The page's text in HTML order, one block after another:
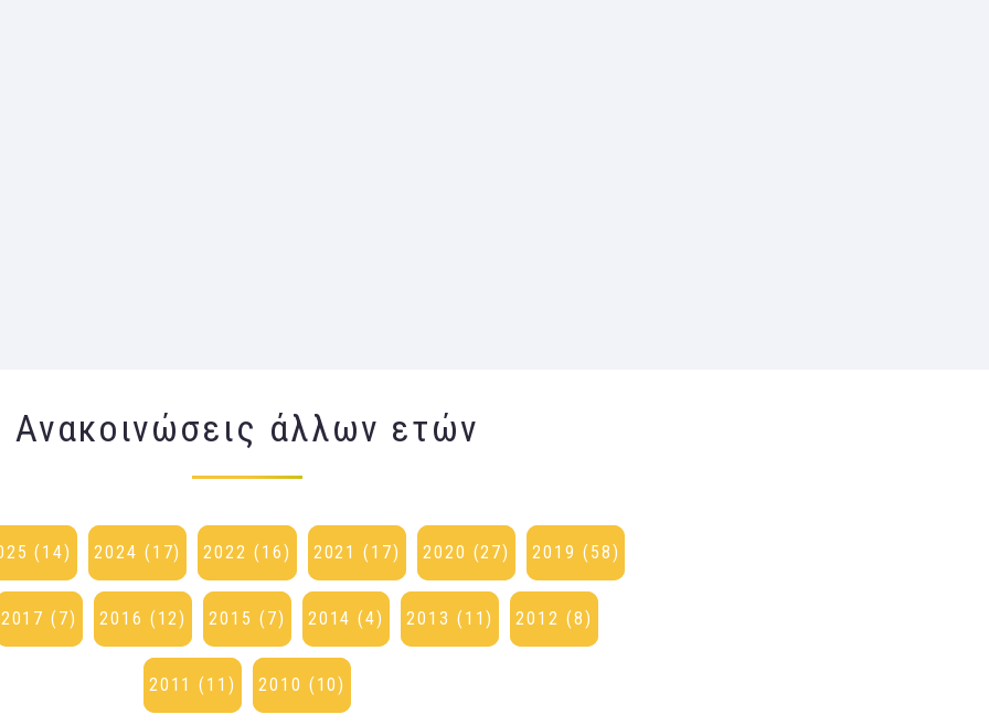
Ανακοινώσεις άλλων ετών
(14) 2024 (17) 2022 (16) 2021 (17) 2020 (27) 2019 (58)
2017 (7) 2016 (12) 2015 (7) 2014 (4) 2013 (11) 2012 (8)
2011 (11) 2010 (10)